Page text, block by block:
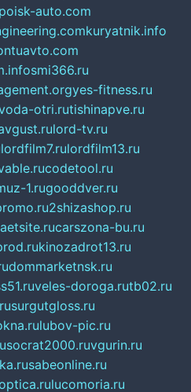
poisk-auto.com
kuryatnik.info
smi366.ru
yes-fitness.ru
otri.rutishinapve.ru
lord-tv.ru
lordfilm7.rulordfilm13.ru
codetool.ru
1.rugooddver.ru
2shizashop.ru
carszona-bu.ru
kinozadrot13.ru
dommarketnsk.ru
veles-doroga.rutb02.ru
surgutgloss.ru
lubov-pic.ru
socrat2000.ruvgurin.ru
sabeonline.ru
lucomoria.ru